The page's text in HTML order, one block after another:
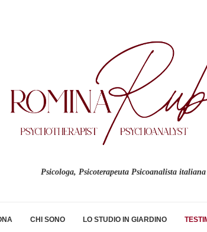
Psicologa, Psicoterapeuta Psicoanalista
CHI SONO LO STUDIO IN GIARDINO